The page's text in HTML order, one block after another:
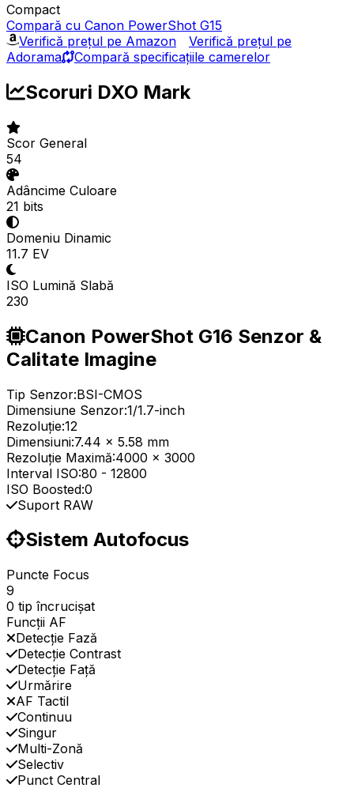
Compact
Compară cu Canon PowerShot G15
Verifică prețul pe Amazon
Verifică prețul pe
Adorama
Compară specificațiile camerelor
Scoruri DXO Mark
Scor General
54
Adâncime Culoare
21 bits
Domeniu Dinamic
11.7 EV
ISO Lumină Slabă
230
Canon PowerShot G16 Senzor &
Calitate Imagine
Tip Senzor:BSI-CMOS
Dimensiune Senzor:1/1.7-inch
Rezoluție:12
Dimensiuni:7.44 x 5.58 mm
Rezoluție Maximă:4000 x 3000
Interval ISO:80 - 12800
ISO Boosted:0
Suport RAW
Sistem Autofocus
Puncte Focus
9
0 tip încrucișat
Funcții AF
Detecție Fază
Detecție Contrast
Detecție Față
Urmărire
AF Tactil
Continuu
Singur
Multi-Zonă
Selectiv
Punct Central